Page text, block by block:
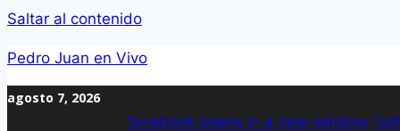
Saltar al contenido
Pedro Juan en Vivo
agosto 7, 2026
facebookopens in a new window